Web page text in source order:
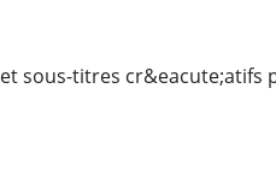
sous-titres